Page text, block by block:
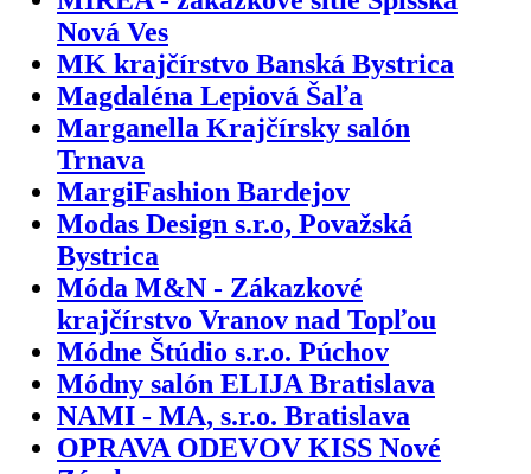
Nová Ves
MK krajčírstvo Banská Bystrica
Magdaléna Lepiová Šaľa
Marganella Krajčírsky salón
Trnava
MargiFashion Bardejov
Modas Design s.r.o, Považská
Bystrica
Móda M&N - Zákazkové
krajčírstvo Vranov nad Topľou
Módne Štúdio s.r.o. Púchov
Módny salón ELIJA Bratislava
NAMI - MA, s.r.o. Bratislava
OPRAVA ODEVOV KISS Nové